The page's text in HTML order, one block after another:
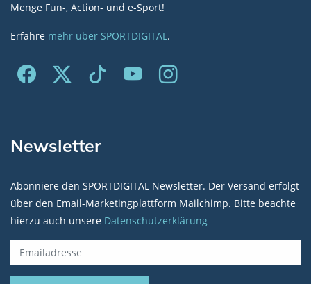
Menge Fun-, Action- und e-Sport!
Erfahre mehr über SPORTDIGITAL.
Newsletter
Abonniere den SPORTDIGITAL Newsletter. Der Versand erfolgt
über den Email-Marketingplattform Mailchimp. Bitte beachte
hierzu auch unsere Datenschutzerklärung